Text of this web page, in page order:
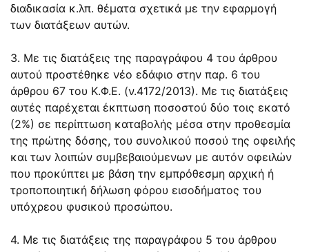
διαδικασία κ.λπ. θέματα σχετικά με την εφαρμογή
των διατάξεων αυτών.
3. Με τις διατάξεις της παραγράφου 4 του άρθρου
αυτού προστέθηκε νέο εδάφιο στην παρ. 6 του
άρθρου 67 του Κ.Φ.Ε. (ν.4172/2013). Με τις διατάξεις
αυτές παρέχεται έκπτωση ποσοστού δύο τοις εκατό
(2%) σε περίπτωση καταβολής μέσα στην προθεσμία
της πρώτης δόσης, του συνολικού ποσού της οφειλής
και των λοιπών συμβεβαιούμενων με αυτόν οφειλών
που προκύπτει με βάση την εμπρόθεσμη αρχική ή
τροποποιητική δήλωση φόρου εισοδήματος του
υπόχρεου φυσικού προσώπου.
4. Με τις διατάξεις της παραγράφου 5 του άρθρου